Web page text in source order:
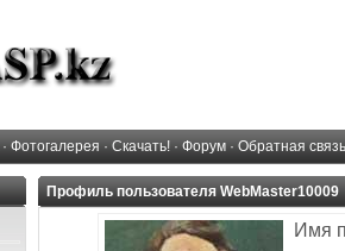
· Фотогалерея · Скачать! · Форум · Обратная связь
Профиль пользователя WebMaster10009
Имя